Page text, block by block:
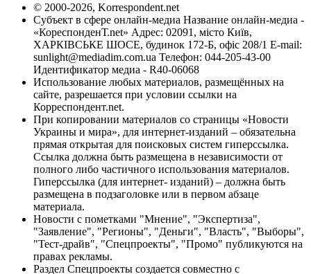
© 2000-2026, Korrespondent.net
Субъект в сфере онлайн-медиа Название онлайн-медиа -
«КореспонденТ.net» Адрес: 02091, місто Київ,
ХАРКІВСЬКЕ ШОСЕ, будинок 172-Б, офіс 208/1 E-mail:
sunlight@mediadim.com.ua Телефон: 044-205-43-00
Идентификатор медиа - R40-06068
Использование любых материалов, размещённых на
сайте, разрешается при условии ссылки на
Корреспондент.net.
При копировании материалов со страницы «Новости
Украины и мира», для интернет-изданий – обязательна
прямая открытая для поисковых систем гиперссылка.
Ссылка должна быть размещена в независимости от
полного либо частичного использования материалов.
Гиперссылка (для интернет- изданий) – должна быть
размещена в подзаголовке или в первом абзаце
материала.
Новости с пометками "Мнение", "Экспертиза",
"Заявление", "Регионы", "Деньги", "Власть", "Выборы",
"Тест-драйв", "Спецпроекты", "Промо" публикуются на
правах рекламы.
Раздел Спецпроекты создается совместно с